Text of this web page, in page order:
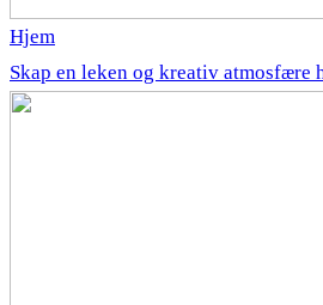
Hjem
Skap en leken og kreativ atmosfære